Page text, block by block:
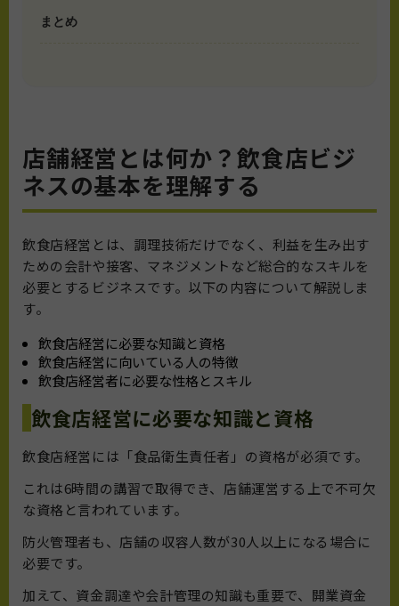
まとめ
店舗経営とは何か？飲食店ビジ
ネスの基本を理解する
飲食店経営とは、調理技術だけでなく、利益を生み出す
ための会計や接客、マネジメントなど総合的なスキルを
必要とするビジネスです。以下の内容について解説しま
す。
飲食店経営に必要な知識と資格
飲食店経営に向いている人の特徴
飲食店経営者に必要な性格とスキル
飲食店経営に必要な知識と資格
飲食店経営には「食品衛生責任者」の資格が必須です。
これは6時間の講習で取得でき、店舗運営する上で不可欠
な資格と言われています。
防火管理者も、店舗の収容人数が30人以上になる場合に
必要です。
加えて、資金調達や会計管理の知識も重要で、開業資金